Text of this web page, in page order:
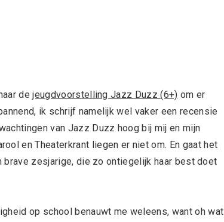
dejeugdvoorstelling Jazz Duzz (6+) om er
ik schrijf namelijk wel vaker een recensie
van Jazz Duzz hoog bij mij en mijn
en Theaterkrant liegen er niet om. En gaat het
zesjarige, die zo ontiegelijk haar best doet
op school benauwt me weleens, want oh wat